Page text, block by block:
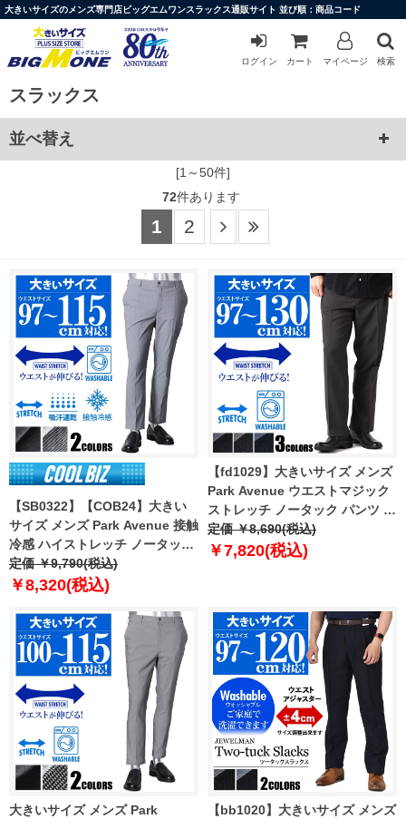
大きいサイズのメンズ専門店ビッグエムワンスラックス通販サイト 並び順：商品コード
ログイン カート マイページ 検索
スラックス
並べ替え
[1～50件]
72件あります
1 2
【SB0322】【COB24】大きい
サイズ メンズ Park Avenue 接触
冷感 ハイストレッチ ノータック
パンツ スラックス 吸汗速乾 ウォ
ッシャブル 120-14603
定価 ￥9,790(税込)
￥8,320(税込)
【fd1029】大きいサイズ メンズ
Park Avenue ウエストマジック
ストレッチ ノータック パンツ ス
ラックス ウォッシャブル 120-
15802 【t2502】
定価 ￥8,690(税込)
￥7,820(税込)
大きいサイズ メンズ Park
【bb1020】大きいサイズ メンズ